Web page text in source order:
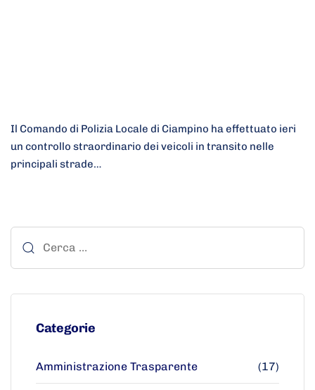
Il Comando di Polizia Locale di Ciampino ha effettuato ieri
un controllo straordinario dei veicoli in transito nelle
principali strade…
Categorie
Amministrazione Trasparente (17)